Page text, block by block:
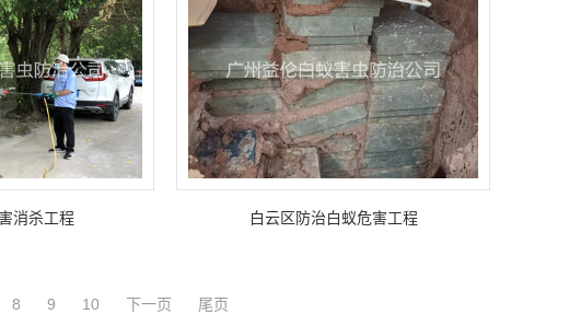
消杀工程 白云区防治白蚁危害工程
8 9 10 下一页 尾页